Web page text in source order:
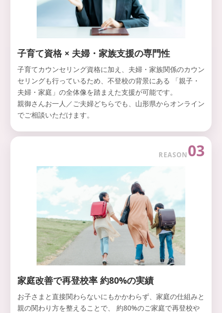
子育て資格 × 夫婦・家族支援の専門性
子育てカウンセリング資格に加え、夫婦・家族関係のカウン
セリングも行っているため、不登校の背景にある 「親子・
夫婦・家庭」の全体像を踏まえた支援が可能です。
親御さんお一人／ご夫婦どちらでも、山形県からオンライン
でご相談いただけます。
REASON03
家庭改善で再登校率 約80%の実績
お子さまと直接関わらないにもかかわらず、家庭の仕組みと
親の関わり方を整えることで、 約80%のご家庭で再登校や